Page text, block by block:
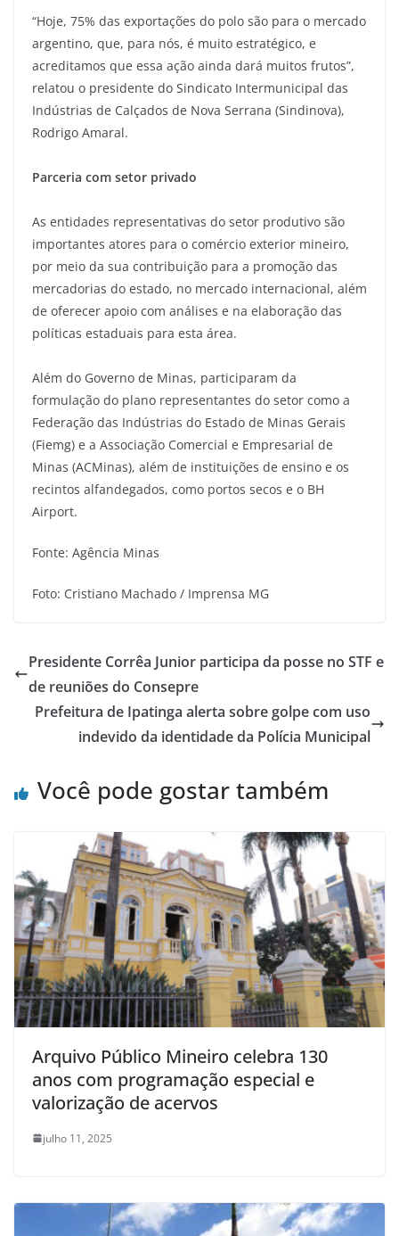
“Hoje, 75% das exportações do polo são para o mercado
argentino, que, para nós, é muito estratégico, e
acreditamos que essa ação ainda dará muitos frutos”,
relatou o presidente do Sindicato Intermunicipal das
Indústrias de Calçados de Nova Serrana (Sindinova),
Rodrigo Amaral.
Parceria com setor privado
As entidades representativas do setor produtivo são
importantes atores para o comércio exterior mineiro,
por meio da sua contribuição para a promoção das
mercadorias do estado, no mercado internacional, além
de oferecer apoio com análises e na elaboração das
políticas estaduais para esta área.
Além do Governo de Minas, participaram da
formulação do plano representantes do setor como a
Federação das Indústrias do Estado de Minas Gerais
(Fiemg) e a Associação Comercial e Empresarial de
Minas (ACMinas), além de instituições de ensino e os
recintos alfandegados, como portos secos e o BH
Airport.
Fonte: Agência Minas
Foto: Cristiano Machado / Imprensa MG
Presidente Corrêa Junior participa da posse no STF e
de reuniões do Consepre
Prefeitura de Ipatinga alerta sobre golpe com uso
indevido da identidade da Polícia Municipal
Você pode gostar também
Arquivo Público Mineiro celebra 130
anos com programação especial e
valorização de acervos
julho 11, 2025